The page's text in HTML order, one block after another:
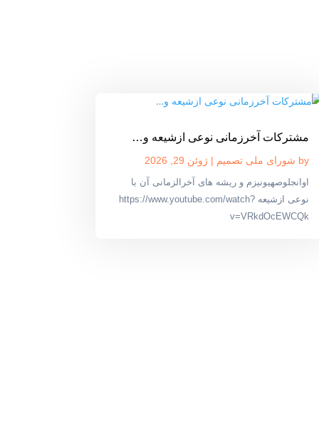
مشترکات آخرزمانی نوعی ازشیعه و…
by شورای ملی تصمیم | ژوئن 29, 2026
اوانجلوصهیونیزم و ریشه های آخرالزمانی آن با
نوعی ازشیعه https://www.youtube.com/watch?
v=VRkdOcEWCQk